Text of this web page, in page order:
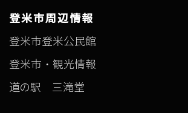
登米市周辺情報
登米市登米公民館
登米市・観光情報
道の駅 三滝堂